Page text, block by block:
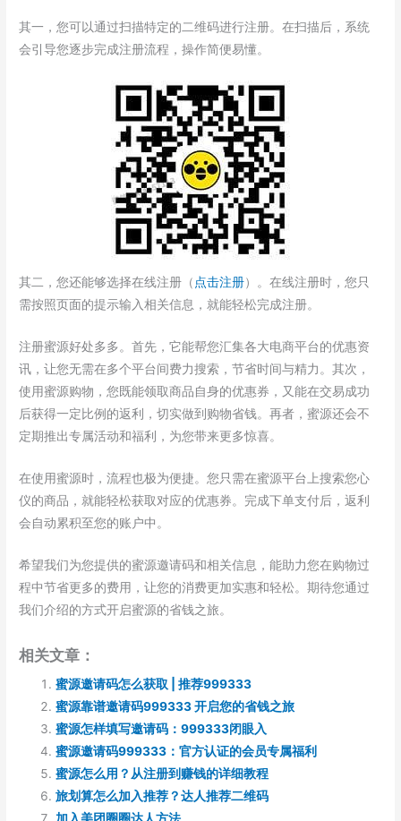
其一，您可以通过扫描特定的二维码进行注册。在扫描后，系统
会引导您逐步完成注册流程，操作简便易懂。
其二，您还能够选择在线注册（点击注册）。在线注册时，您只
需按照页面的提示输入相关信息，就能轻松完成注册。
注册蜜源好处多多。首先，它能帮您汇集各大电商平台的优惠资
讯，让您无需在多个平台间费力搜索，节省时间与精力。其次，
使用蜜源购物，您既能领取商品自身的优惠券，又能在交易成功
后获得一定比例的返利，切实做到购物省钱。再者，蜜源还会不
定期推出专属活动和福利，为您带来更多惊喜。
在使用蜜源时，流程也极为便捷。您只需在蜜源平台上搜索您心
仪的商品，就能轻松获取对应的优惠券。完成下单支付后，返利
会自动累积至您的账户中。
希望我们为您提供的蜜源邀请码和相关信息，能助力您在购物过
程中节省更多的费用，让您的消费更加实惠和轻松。期待您通过
我们介绍的方式开启蜜源的省钱之旅。
相关文章：
蜜源邀请码怎么获取 | 推荐999333
蜜源靠谱邀请码999333 开启您的省钱之旅
蜜源怎样填写邀请码：999333闭眼入
蜜源邀请码999333：官方认证的会员专属福利
蜜源怎么用？从注册到赚钱的详细教程
旅划算怎么加入推荐？达人推荐二维码
加入美团圈圈达人方法